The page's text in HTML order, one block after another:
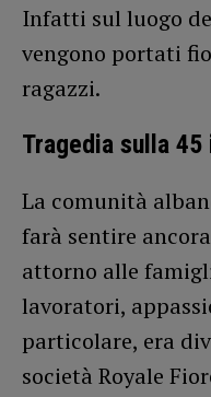
Infatti sul luogo
vengono portati
ragazzi.
Tragedia sulla
La comunità
farà sentire
attorno alle
lavoratori,
particolare, era
società Royale